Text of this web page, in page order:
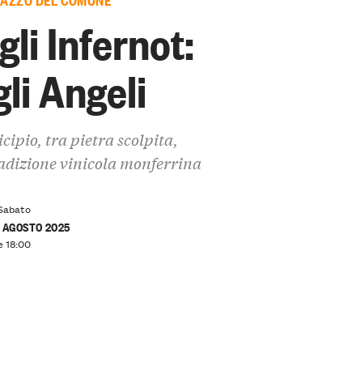
Infernot:
Angeli
tra pietra scolpita,
vinicola monferrina
2025
18:00